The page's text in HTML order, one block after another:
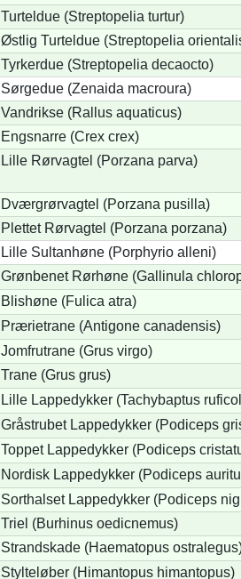
Turteldue (Streptopelia turtur)
Østlig Turteldue (Streptopelia
Tyrkerdue (Streptopelia decaocto)
Sørgedue (Zenaida macroura)
Vandrikse (Rallus aquaticus)
Engsnarre (Crex crex)
Lille Rørvagtel (Porzana parva)
Dværgrørvagtel (Porzana pusilla)
Plettet Rørvagtel (Porzana porzana)
Lille Sultanhøne (Porphyrio alleni)
Grønbenet Rørhøne (Gallinula
Blishøne (Fulica atra)
Prærietrane (Antigone canadensis)
Jomfrutrane (Grus virgo)
Trane (Grus grus)
Lille Lappedykker (Tachybaptus
Gråstrubet Lappedykker (Podiceps
Toppet Lappedykker (Podiceps
Nordisk Lappedykker (Podiceps
Sorthalset Lappedykker (Podiceps
Triel (Burhinus oedicnemus)
Strandskade (Haematopus
Stylteløber (Himantopus himantopus)